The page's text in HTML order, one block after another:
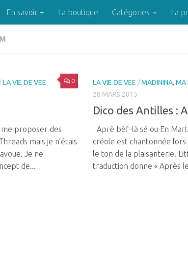
En savoir + La boutique Catégories La
0
/LA VIE DE VEE
proposer des
mais je n’étais
Je ne
de...
LA VIE DE VEE /MADININA, MA
28 MARS 2015
Dico des Antilles :
Aprè bèf-là sé ou En
créole est chantonnée lors
le ton de la plaisanterie.
traduction donne « Après